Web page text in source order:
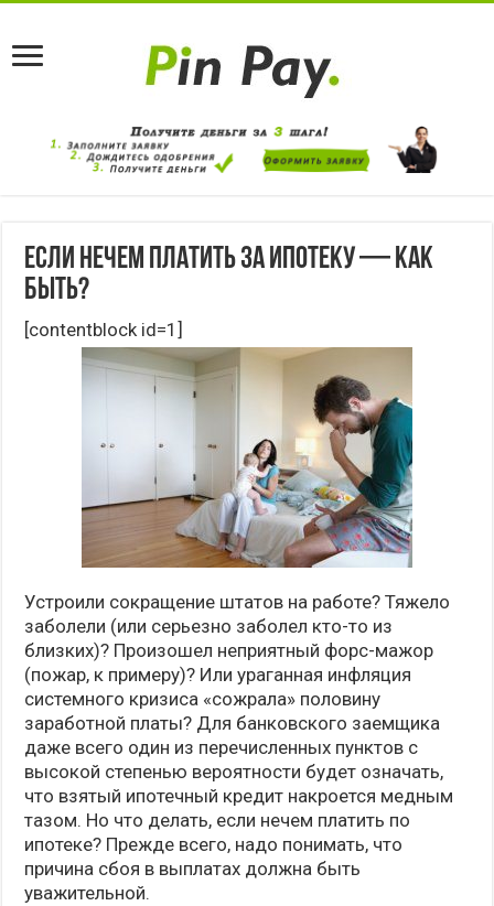
Если нечем платить за ипотеку — как
быть?
[contentblock id=1]
Устроили сокращение штатов на работе? Тяжело
заболели (или серьезно заболел кто-то из
близких)? Произошел неприятный форс-мажор
(пожар, к примеру)? Или ураганная инфляция
системного кризиса «сожрала» половину
заработной платы? Для банковского заемщика
даже всего один из перечисленных пунктов с
высокой степенью вероятности будет означать,
что взятый ипотечный кредит накроется медным
тазом. Но что делать, если нечем платить по
ипотеке? Прежде всего, надо понимать, что
причина сбоя в выплатах должна быть
уважительной.